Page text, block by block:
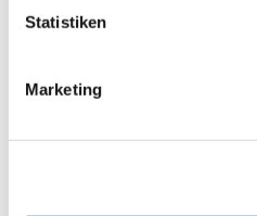
Statistiken
Marketing